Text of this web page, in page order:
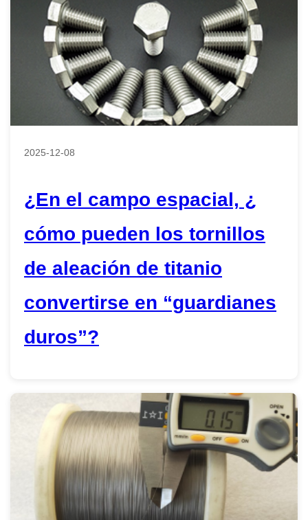
2025-12-08
¿En el campo espacial, ¿
cómo pueden los tornillos
de aleación de titanio
convertirse en “guardianes
duros”?